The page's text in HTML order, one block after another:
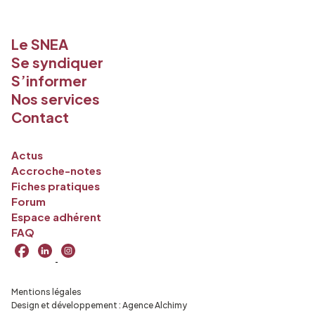
Le SNEA
Se syndiquer
S’informer
Nos services
Contact
Actus
Accroche-notes
Fiches pratiques
Forum
Espace adhérent
FAQ
Design et développement : Agence Alchimy
Mentions légales